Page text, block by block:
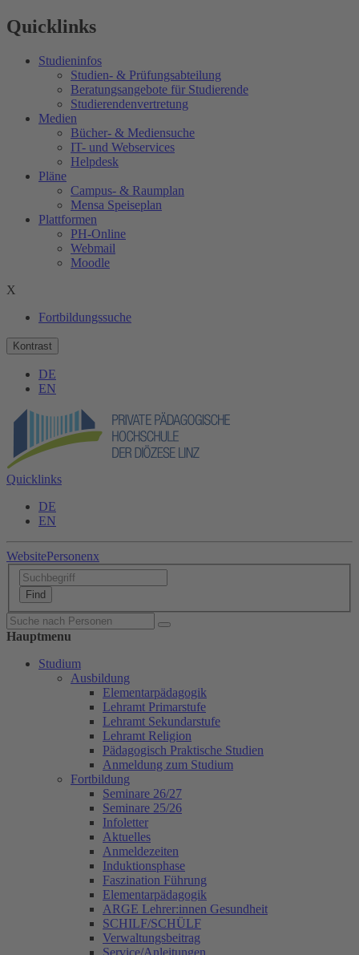
Quicklinks
Studieninfos
Studien- & Prüfungsabteilung
Beratungsangebote für Studierende
Studierendenvertretung
Medien
Bücher- & Mediensuche
IT- und Webservices
Helpdesk
Pläne
Campus- & Raumplan
Mensa Speiseplan
Plattformen
PH-Online
Webmail
Moodle
X
Fortbildungssuche
Kontrast
DE
EN
Quicklinks
DE
EN
WebsitePersonenx
Hauptmenu
Studium
Ausbildung
Elementarpädagogik
Lehramt Primarstufe
Lehramt Sekundarstufe
Lehramt Religion
Pädagogisch Praktische Studien
Anmeldung zum Studium
Fortbildung
Seminare 26/27
Seminare 25/26
Infoletter
Aktuelles
Anmeldezeiten
Induktionsphase
Faszination Führung
Elementarpädagogik
ARGE Lehrer:innen Gesundheit
SCHILF/SCHÜLF
Verwaltungsbeitrag